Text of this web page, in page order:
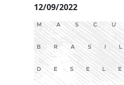
12/09/2022